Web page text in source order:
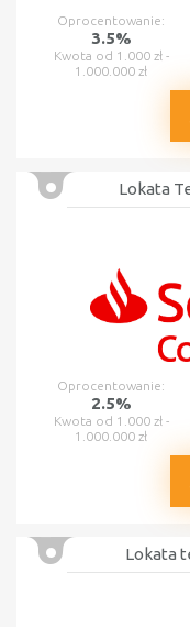
Oprocentowanie:
3.5%
Kwota od 1.000 zł -
1.000.000 zł
Lokata
Oprocentowanie:
2.5%
Kwota od 1.000 zł -
1.000.000 zł
Lokata